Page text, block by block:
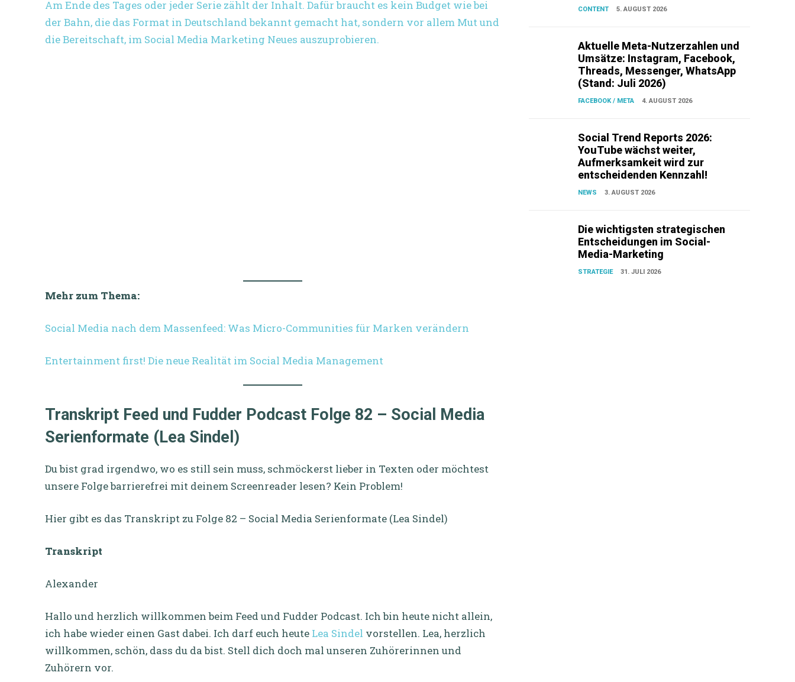
Am Ende des Tages oder jeder Serie zählt der Inhalt. Dafür braucht es kein Budget wie bei
der Bahn, die das Format in Deutschland bekannt gemacht hat, sondern vor allem Mut und
die Bereitschaft, im Social Media Marketing Neues auszuprobieren.
Mehr zum Thema:
Social Media nach dem Massenfeed: Was Micro-Communities für Marken verändern
Entertainment first! Die neue Realität im Social Media Management
Transkript Feed und Fudder Podcast Folge 82 – Social Media
Serienformate (Lea Sindel)
Du bist grad irgendwo, wo es still sein muss, schmöckerst lieber in Texten oder möchtest
unsere Folge barrierefrei mit deinem Screenreader lesen? Kein Problem!
Hier gibt es das Transkript zu Folge 82 – Social Media Serienformate (Lea Sindel)
Transkript
Alexander
Hallo und herzlich willkommen beim Feed und Fudder Podcast. Ich bin heute nicht allein,
ich habe wieder einen Gast dabei. Ich darf euch heute Lea Sindel vorstellen. Lea, herzlich
willkommen, schön, dass du da bist. Stell dich doch mal unseren Zuhörerinnen und
Zuhörern vor.
CONTENT 5. AUGUST 2026
Aktuelle Meta-Nutzerzahlen und
Umsätze: Instagram, Facebook,
Threads, Messenger, WhatsApp
(Stand: Juli 2026)
FACEBOOK / META 4. AUGUST 2026
Social Trend Reports 2026:
YouTube wächst weiter,
Aufmerksamkeit wird zur
entscheidenden Kennzahl!
NEWS 3. AUGUST 2026
Die wichtigsten strategischen
Entscheidungen im Social-
Media-Marketing
STRATEGIE 31. JULI 2026